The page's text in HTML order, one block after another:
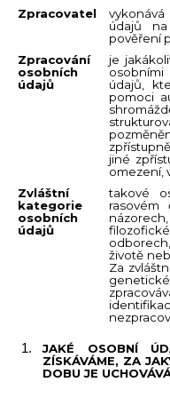
Zpracovatel
údajů
pověření
Zpracování
osobních
údajů
je
údajů,
pomoci
jiné
omezení,
Zvláštní
kategorie
osobních
údajů
takové
rasovém
životě
Za
JAKÉ OSOBNÍ
ZÍSKÁVÁME, ZA
DOBU JE